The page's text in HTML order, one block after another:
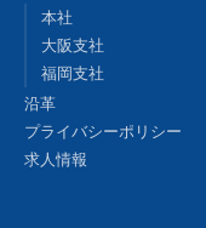
本社
大阪支社
福岡支社
沿革
プライバシーポリシー
求人情報